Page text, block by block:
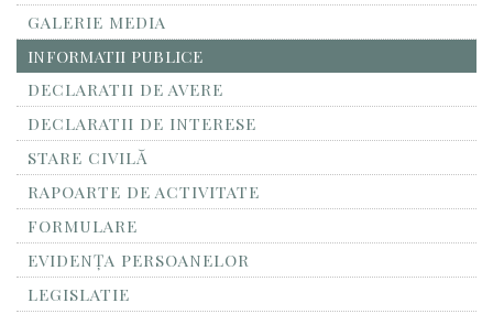
GALERIE MEDIA
INFORMATII PUBLICE
DECLARATII DE AVERE
DECLARATII DE INTERESE
STARE CIVILĂ
RAPOARTE DE ACTIVITATE
FORMULARE
EVIDENȚA PERSOANELOR
LEGISLATIE